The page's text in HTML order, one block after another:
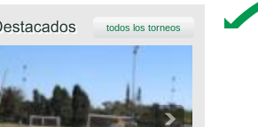
todos los torneos